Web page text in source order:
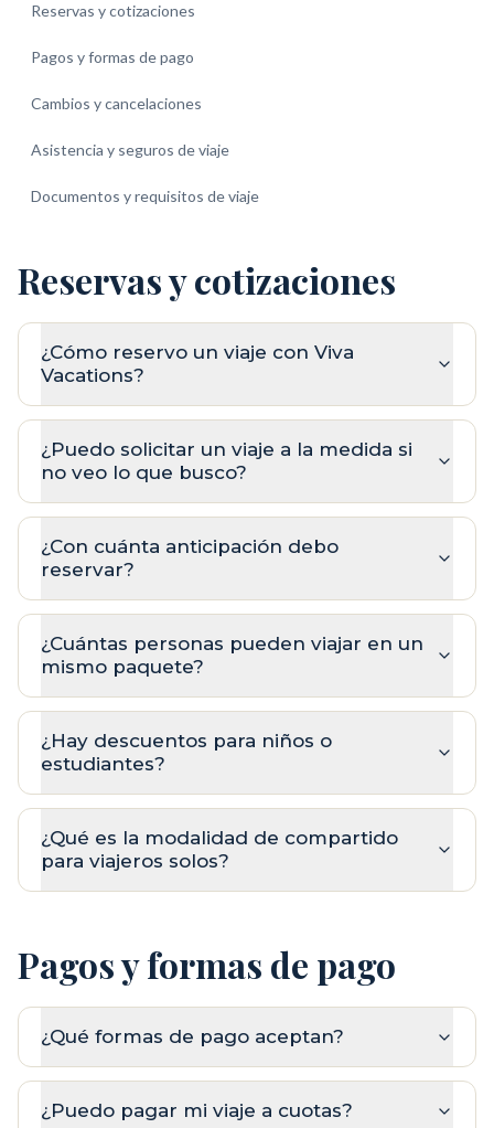
Reservas y cotizaciones
Pagos y formas de pago
Cambios y cancelaciones
Asistencia y seguros de viaje
Documentos y requisitos de viaje
Reservas y cotizaciones
¿Cómo reservo un viaje con Viva
Vacations?
¿Puedo solicitar un viaje a la medida si
no veo lo que busco?
¿Con cuánta anticipación debo
reservar?
¿Cuántas personas pueden viajar en un
mismo paquete?
¿Hay descuentos para niños o
estudiantes?
¿Qué es la modalidad de compartido
para viajeros solos?
Pagos y formas de pago
¿Qué formas de pago aceptan?
¿Puedo pagar mi viaje a cuotas?